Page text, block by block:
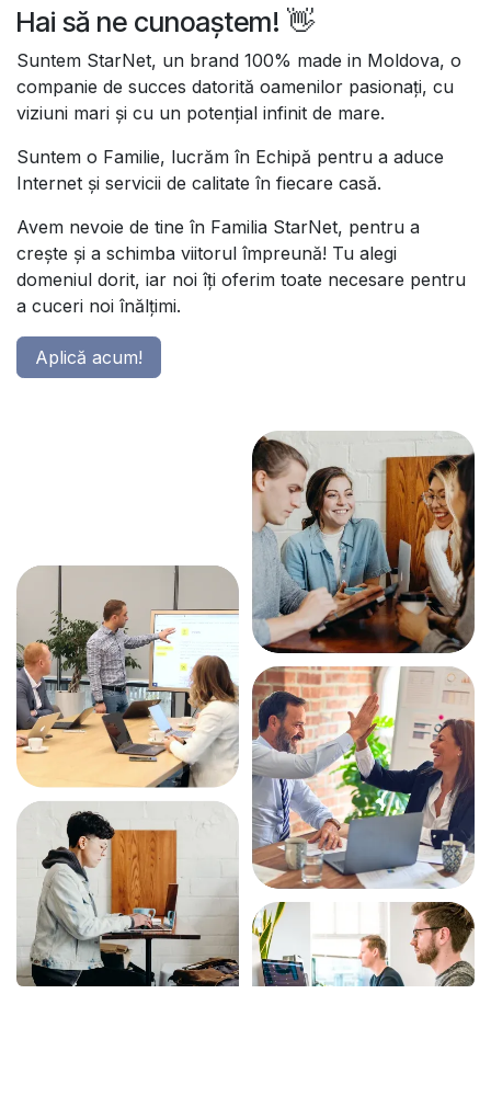
Hai să ne cunoaștem! 👋
Suntem StarNet, un brand 100% made in Moldova, o
companie de succes datorită oamenilor pasionați, cu
viziuni mari și cu un potențial infinit de mare.
Suntem o Familie, lucrăm în Echipă pentru a aduce
Internet și servicii de calitate în fiecare casă.
Avem nevoie de tine în Familia StarNet, pentru a
crește și a schimba viitorul împreună! Tu alegi
domeniul dorit, iar noi îți oferim toate necesare pentru
a cuceri noi înălțimi.
Aplică acum!